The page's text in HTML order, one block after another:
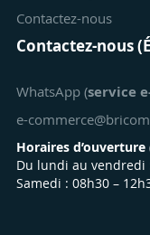
Contactez-nous
Contactez-nous
WhatsApp (service
e-
Horaires d’ouverture
Du lundi au vendredi
Samedi : 08h30 –